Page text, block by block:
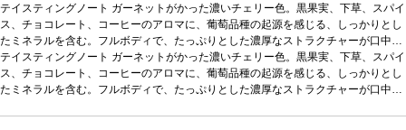
テイスティングノート ガーネットがかった濃いチェリー色。黒果実、下草、スパイ
ス、チョコレート、コーヒーのアロマに、葡萄品種の起源を感じる、しっかりとし
たミネラルを含む。フルボディで、たっぷりとした濃厚なストラクチャーが口中を
満たす。上質で滑らかなタンニンはエレガントで、フレッシュな余韻の後味は際立
っている。葡萄品種テンプラニーリョ 55%、ガルナッチャ 25%、グラシアーノ 2
0% ＜テンプラニーリョ2014ヴィンテージ；36ヵ月熟成-ガルナッチャ2017ヴィ
テイスティングノート ガーネットがかった濃いチェリー色。黒果実、下草、スパイ
ス、チョコレート、コーヒーのアロマに、葡萄品種の起源を感じる、しっかりとし
たミネラルを含む。フルボディで、たっぷりとした濃厚なストラクチャーが口中を